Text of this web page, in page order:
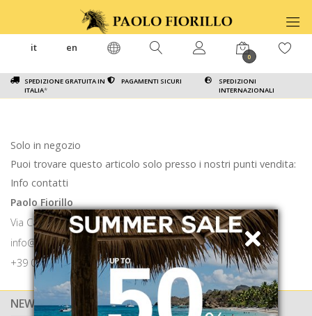
SPEDIZIONE GRATUITA IN
ITALIA*
PAGAMENTI SICURI
SPEDIZIONI
INTERNAZIONALI
it en
0
Solo in negozio
Puoi trovare questo articolo solo presso i nostri punti vendita:
Info contatti
Paolo Fiorillo
Via Calabritto 9 80121 Napoli
info@paolofiorillo.com
+39 081 1857 6024
NEWSLETTER